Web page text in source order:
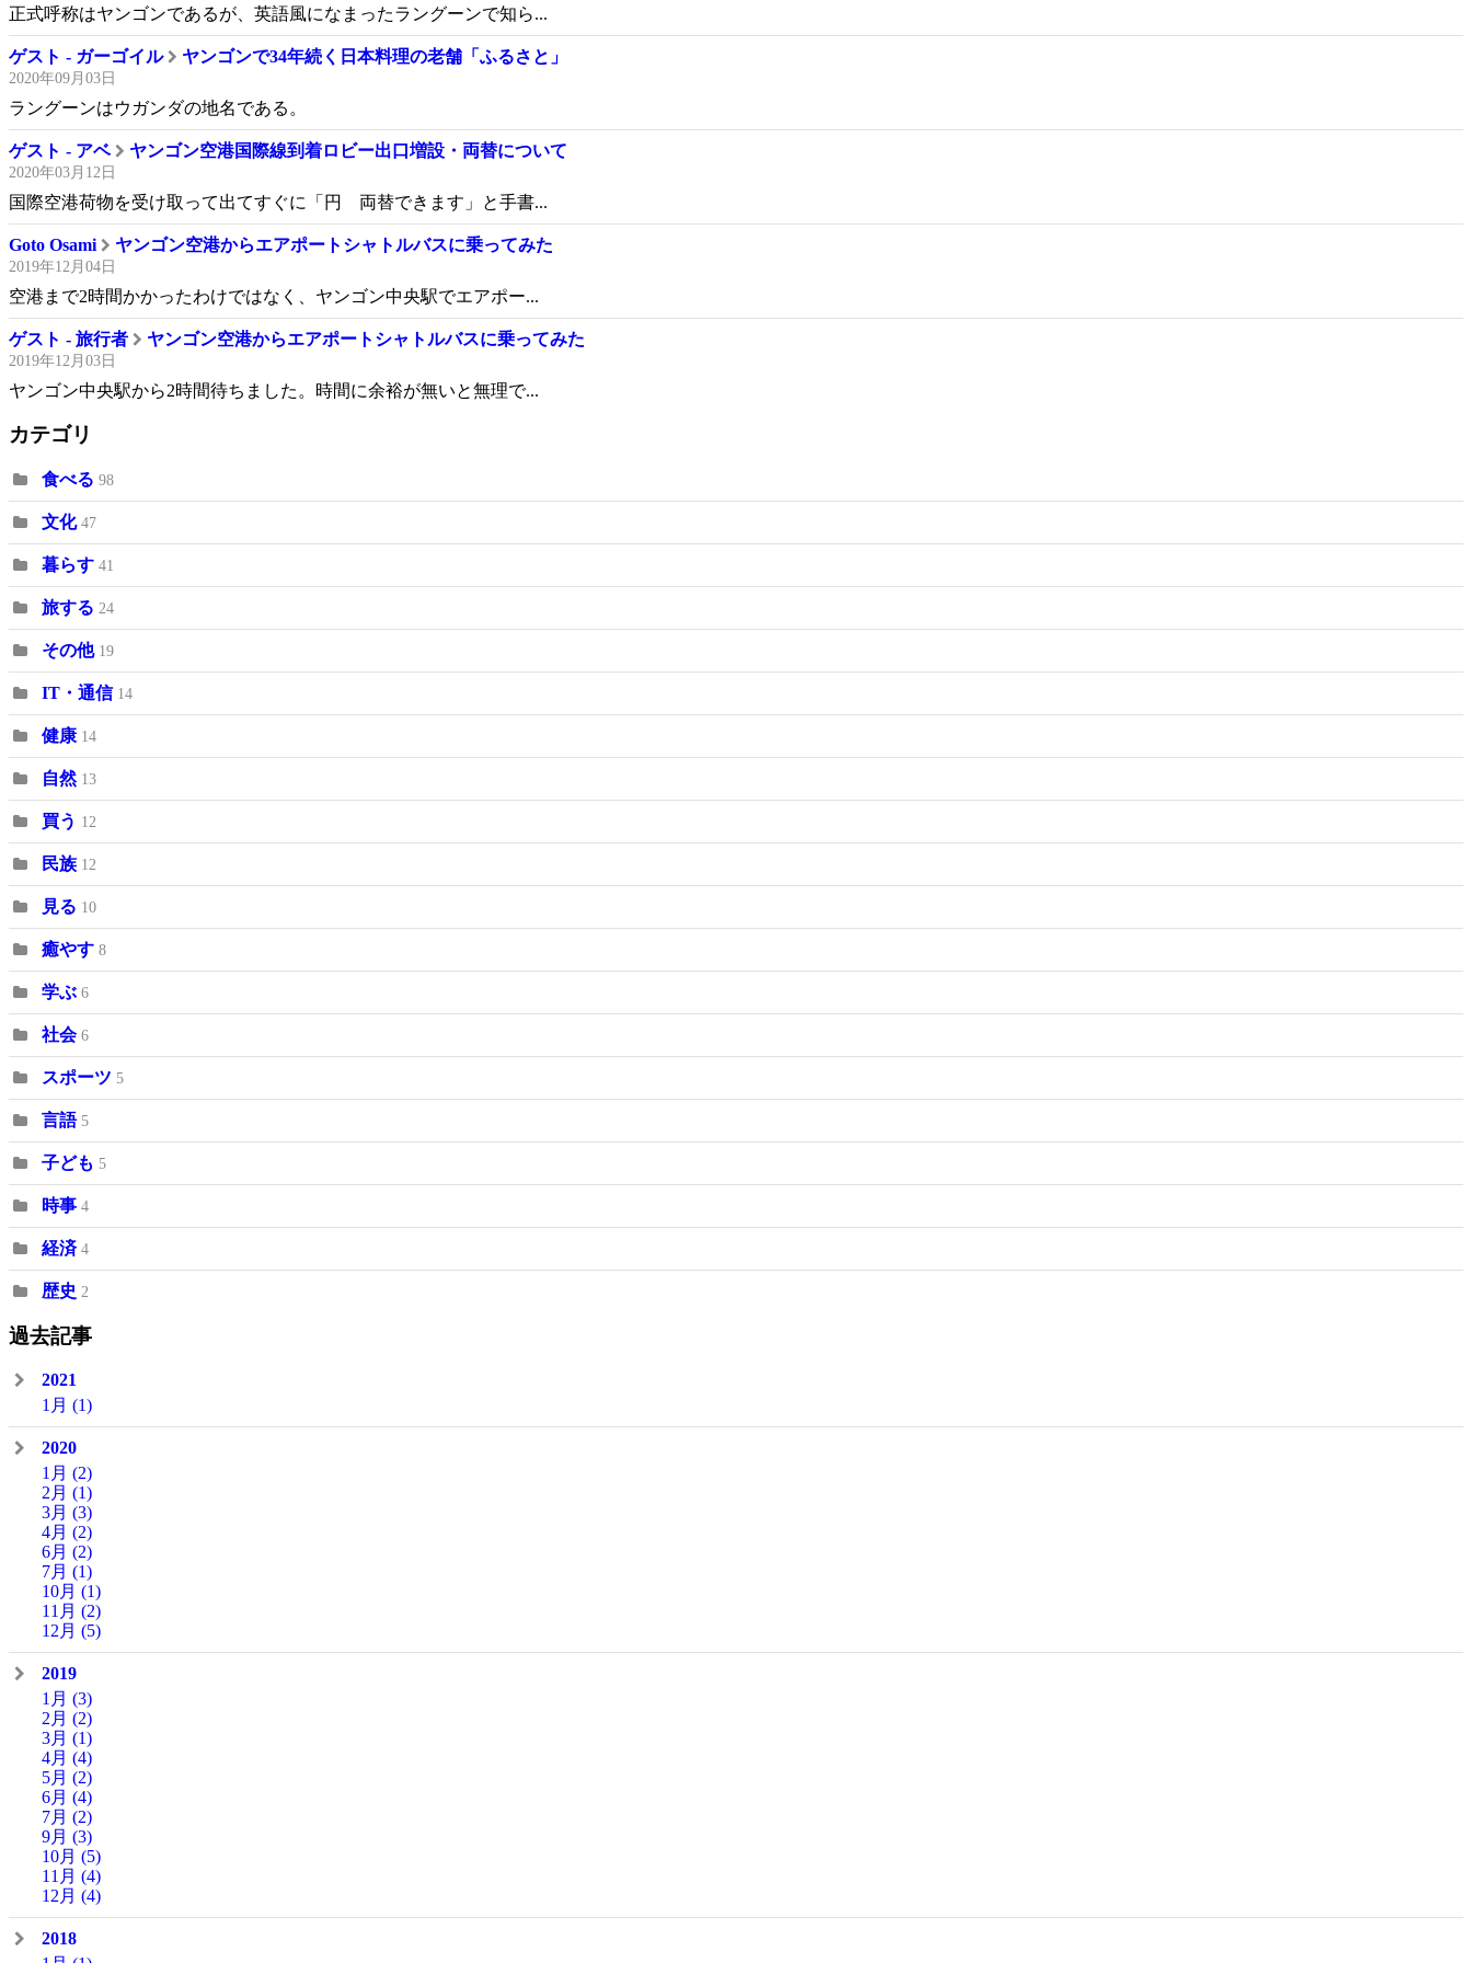
正式呼称はヤンゴンであるが、英語風になまったラングーンで知ら...
ゲスト - ガーゴイル ヤンゴンで34年続く日本料理の老舗「ふるさと」
2020年09月03日
ラングーンはウガンダの地名である。
ゲスト - アベ ヤンゴン空港国際線到着ロビー出口増設・両替について
2020年03月12日
国際空港荷物を受け取って出てすぐに「円 両替できます」と手書...
Goto Osami ヤンゴン空港からエアポートシャトルバスに乗ってみた
2019年12月04日
空港まで2時間かかったわけではなく、ヤンゴン中央駅でエアポー...
ゲスト - 旅行者 ヤンゴン空港からエアポートシャトルバスに乗ってみた
2019年12月03日
ヤンゴン中央駅から2時間待ちました。時間に余裕が無いと無理で...
カテゴリ
食べる 98
文化 47
暮らす 41
旅する 24
その他 19
IT・通信 14
健康 14
自然 13
買う 12
民族 12
見る 10
癒やす 8
学ぶ 6
社会 6
スポーツ 5
言語 5
子ども 5
時事 4
経済 4
歴史 2
過去記事
2021
1月 (1)
2020
1月 (2)
2月 (1)
3月 (3)
4月 (2)
6月 (2)
7月 (1)
10月 (1)
11月 (2)
12月 (5)
2019
1月 (3)
2月 (2)
3月 (1)
4月 (4)
5月 (2)
6月 (4)
7月 (2)
9月 (3)
10月 (5)
11月 (4)
12月 (4)
2018